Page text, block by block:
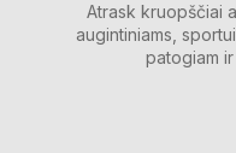
Atrask kruopščiai
augintiniams,
patogiam